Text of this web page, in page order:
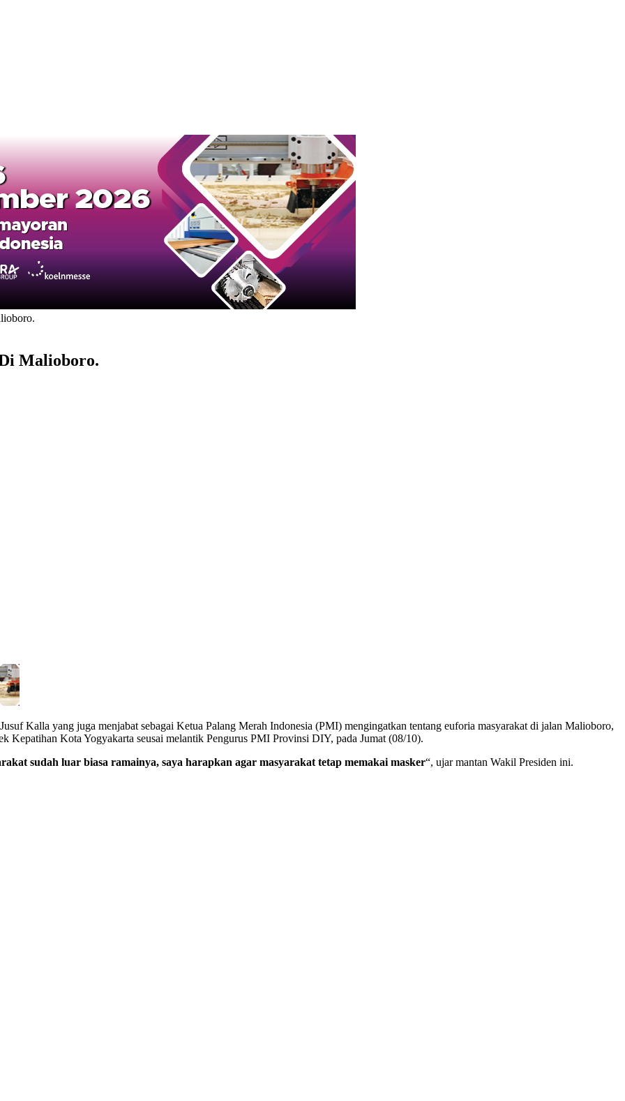
Malioboro.
Kalla yang juga menjabat sebagai Ketua Palang Merah Indonesia (PMI) mengingatkan tentang euforia masyarakat di jalan Malioboro,
Kepatihan Kota Yogyakarta seusai melantik Pengurus PMI Provinsi DIY, pada Jumat (08/10).
sudah luar biasa ramainya, saya harapkan agar masyarakat tetap memakai masker“, ujar mantan Wakil Presiden ini.